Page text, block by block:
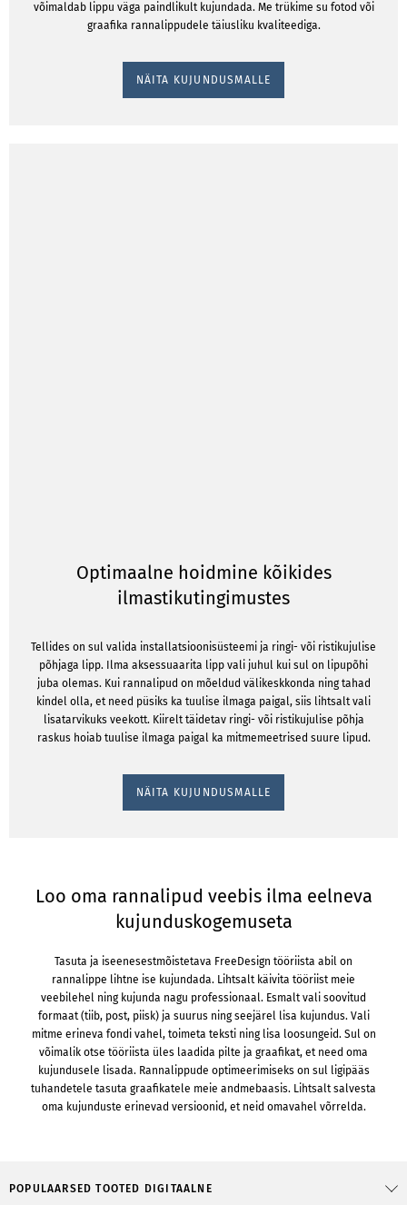
võimaldab lippu väga paindlikult kujundada. Me trükime su fotod või
graafika rannalippudele täiusliku kvaliteediga.
NÄITA KUJUNDUSMALLE
Optimaalne hoidmine kõikides
ilmastikutingimustes
Tellides on sul valida installatsioonisüsteemi ja ringi- või ristikujulise
põhjaga lipp. Ilma aksessuaarita lipp vali juhul kui sul on lipupõhi
juba olemas. Kui rannalipud on mõeldud välikeskkonda ning tahad
kindel olla, et need püsiks ka tuulise ilmaga paigal, siis lihtsalt vali
lisatarvikuks veekott. Kiirelt täidetav ringi- või ristikujulise põhja
raskus hoiab tuulise ilmaga paigal ka mitmemeetrised suure lipud.
NÄITA KUJUNDUSMALLE
Loo oma rannalipud veebis ilma eelneva
kujunduskogemuseta
Tasuta ja iseenesestmõistetava FreeDesign tööriista abil on
rannalippe lihtne ise kujundada. Lihtsalt käivita tööriist meie
veebilehel ning kujunda nagu professionaal. Esmalt vali soovitud
formaat (tiib, post, piisk) ja suurus ning seejärel lisa kujundus. Vali
mitme erineva fondi vahel, toimeta teksti ning lisa loosungeid. Sul on
võimalik otse tööriista üles laadida pilte ja graafikat, et need oma
kujundusele lisada. Rannalippude optimeerimiseks on sul ligipääs
tuhandetele tasuta graafikatele meie andmebaasis. Lihtsalt salvesta
oma kujunduste erinevad versioonid, et neid omavahel võrrelda.
POPULAARSED TOOTED DIGITAALNE